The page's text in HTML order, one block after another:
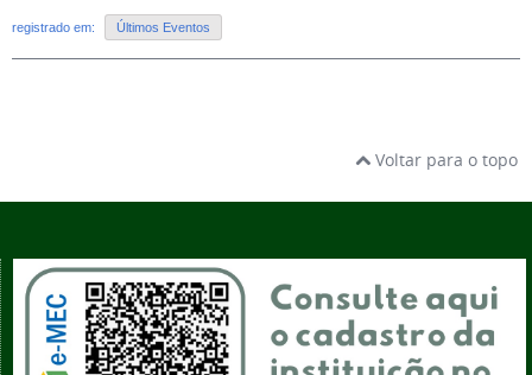
registrado em: Últimos Eventos
Voltar para o topo